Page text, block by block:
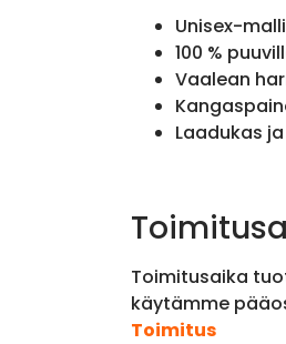
Unisex-
100 %
Vaalean
Laadukas
Toimitusaika
käytämme
Toimitus